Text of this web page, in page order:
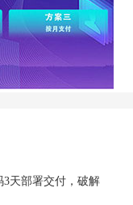
3天部署交付，破解